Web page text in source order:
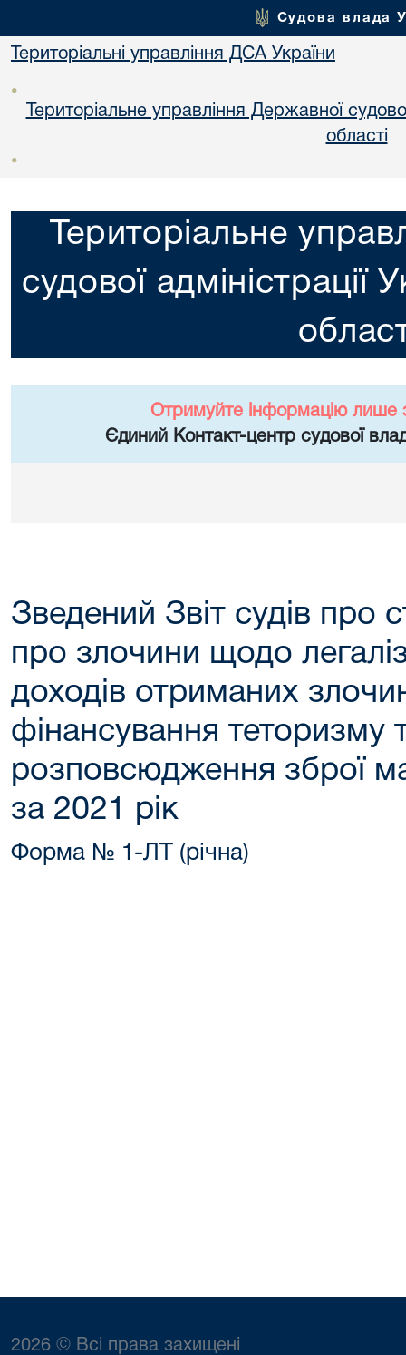
Судова влада
Територіальні управління ДСА України
•
Територіальне управління Державної
областi
•
Територіальне
судової адміністрації
Отримуйте інформацію лише
Єдиний Контакт-центр судової
Зведений Звіт судів про
про злочини щодо
доходів отриманих
фінансування теторизму
розповсюдження зброї
за 2021 рік
Форма № 1-ЛТ (річна)
2026 © Всі права захищені